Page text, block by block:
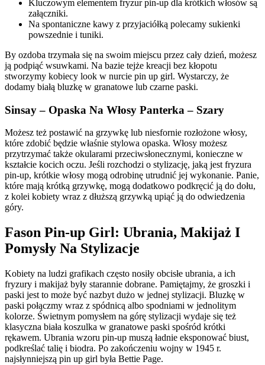
Kluczowym elementem fryzur pin-up dla krótkich włosów są
załączniki.
Na spontaniczne kawy z przyjaciółką polecamy sukienki
powszednie i tuniki.
By ozdoba trzymała się na swoim miejscu przez cały dzień, możesz
ją podpiąć wsuwkami. Na bazie tejże kreacji bez kłopotu
stworzymy kobiecy look w nurcie pin up girl. Wystarczy, że
dodamy białą bluzkę w granatowe lub czarne paski.
Sinsay – Opaska Na Włosy Panterka – Szary
Możesz też postawić na grzywkę lub niesfornie rozłożone włosy,
które zdobić będzie właśnie stylowa opaska. Włosy możesz
przytrzymać także okularami przeciwsłonecznymi, konieczne w
kształcie kocich oczu. Jeśli rozchodzi o stylizację, jaką jest fryzura
pin-up, krótkie włosy mogą odrobinę utrudnić jej wykonanie. Panie,
które mają krótką grzywkę, mogą dodatkowo podkręcić ją do dołu,
z kolei kobiety wraz z dłuższą grzywką upiąć ją do odwiedzenia
góry.
Fason Pin-up Girl: Ubrania, Makijaż I
Pomysły Na Stylizacje
Kobiety na ludzi grafikach często nosiły obcisłe ubrania, a ich
fryzury i makijaż były starannie dobrane. Pamiętajmy, że groszki i
paski jest to może być nazbyt dużo w jednej stylizacji. Bluzkę w
paski połączmy wraz z spódnicą albo spodniami w jednolitym
kolorze. Świetnym pomysłem na górę stylizacji wydaje się też
klasyczna biała koszulka w granatowe paski spośród krótki
rękawem. Ubrania wzoru pin-up muszą ładnie eksponować biust,
podkreślać talię i biodra. Po zakończeniu wojny w 1945 r.
najsłynniejszą pin up girl była Bettie Page.